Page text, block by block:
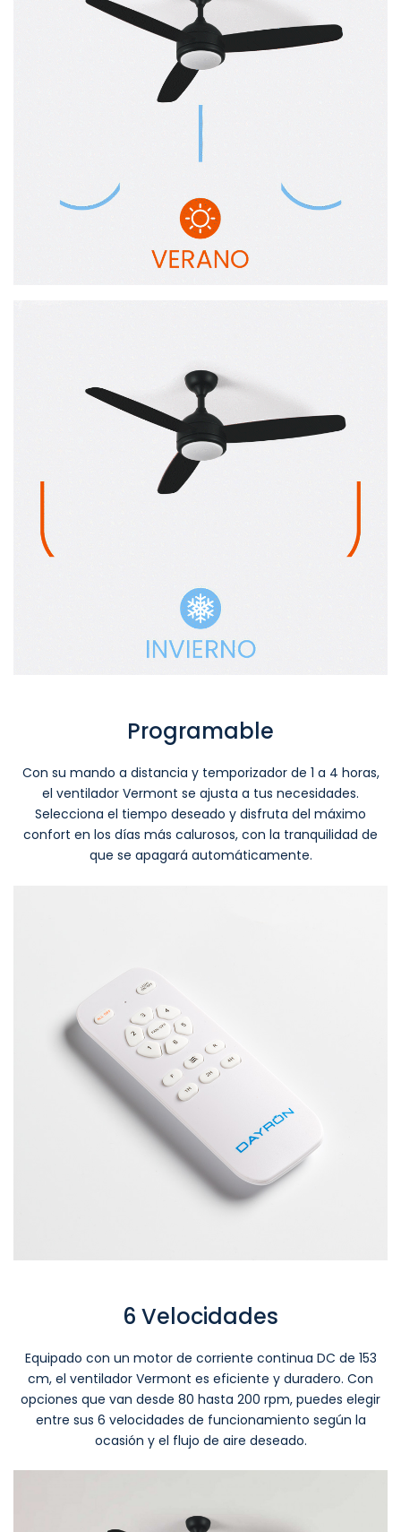
Programable
Con su mando a distancia y temporizador de 1 a 4 horas,
el ventilador Vermont se ajusta a tus necesidades.
Selecciona el tiempo deseado y disfruta del máximo
confort en los días más calurosos, con la tranquilidad de
que se apagará automáticamente.
6 Velocidades
Equipado con un motor de corriente continua DC de 153
cm, el ventilador Vermont es eficiente y duradero. Con
opciones que van desde 80 hasta 200 rpm, puedes elegir
entre sus 6 velocidades de funcionamiento según la
ocasión y el flujo de aire deseado.